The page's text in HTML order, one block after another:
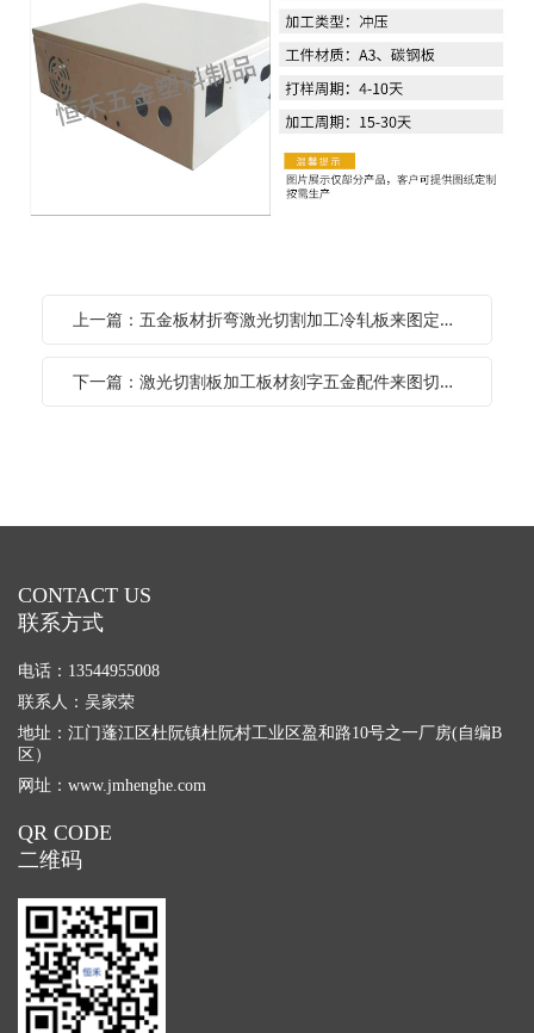
上一篇：五金板材折弯激光切割加工冷轧板来图定制打孔304不锈钢激光切割
下一篇：激光切割板加工板材刻字五金配件来图切割定制冷轧板激光打孔加工
CONTACT US
联系方式
电话：13544955008
联系人：吴家荣
地址：江门蓬江区杜阮镇杜阮村工业区盈和路10号之一厂房(自编B
区）
网址： www.jmhenghe.com
QR CODE
二维码